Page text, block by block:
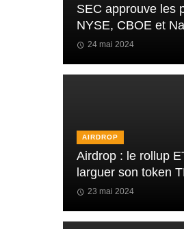
SEC approuve les
NYSE, CBOE et
24 mai 2024
AIRDROP
Airdrop : le rollup
larguer son token
23 mai 2024